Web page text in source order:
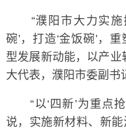
“濮阳市大力实施
碗’，打造‘金饭碗’，
型发展新动能，以产业
大代表，濮阳市委副书
“以‘四新’为重点抢
说，实施新材料、新